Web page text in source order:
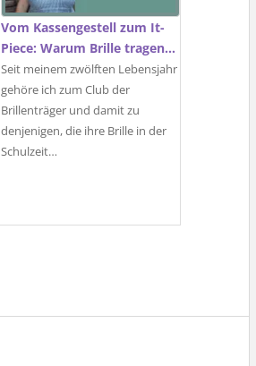
Vom Kassengestell zum It-
Piece: Warum Brille tragen…
Seit meinem zwölften Lebensjahr
gehöre ich zum Club der
Brillenträger und damit zu
denjenigen, die ihre Brille in der
Schulzeit…